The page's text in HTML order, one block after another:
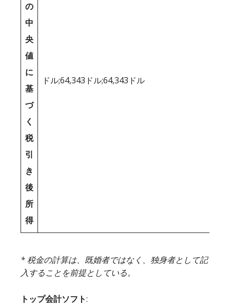
の
中
央
値
に
基
づ
く
税
引
き
後
所
得
ドル;64,343ドル;64,343ドル
* 税金の計算は、既婚者ではなく、独身者として記
入することを前提としている。
トップ会計ソフト: